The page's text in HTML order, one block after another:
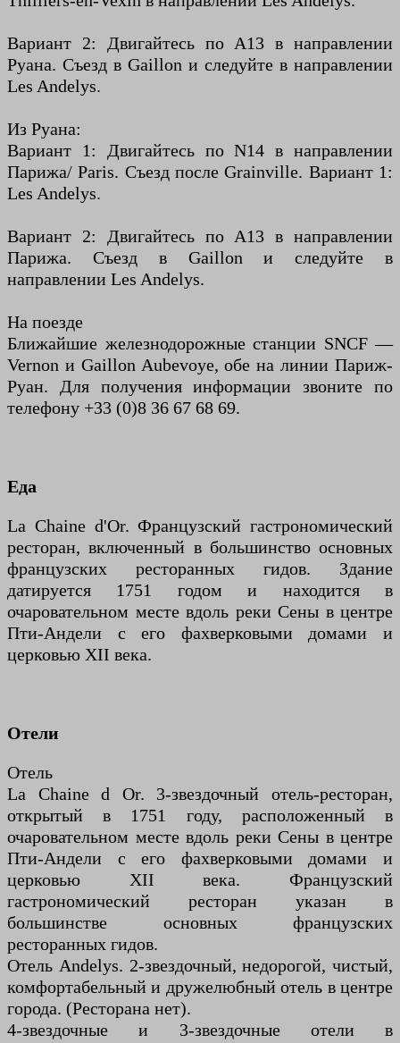
Вариант 2: Двигайтесь по A13 в направлении
Руана. Съезд в Gaillon и следуйте в направлении
Les Andelys.
Из Руана:
Вариант 1: Двигайтесь по N14 в направлении
Парижа/ Paris. Съезд после Grainville. Вариант 1:
Les Andelys.
Вариант 2: Двигайтесь по A13 в направлении
Парижа. Съезд в Gaillon и следуйте в
направлении Les Andelys.
На поезде
Ближайшие железнодорожные станции SNCF —
Vernon и Gaillon Aubevoye, обе на линии Париж-
Руан. Для получения информации звоните по
телефону +33 (0)8 36 67 68 69.
Еда
La Chaine d'Or. Французский гастрономический
ресторан, включенный в большинство основных
французских ресторанных гидов. Здание
датируется 1751 годом и находится в
очаровательном месте вдоль реки Сены в центре
Пти-Андели с его фахверковыми домами и
церковью XII века.
Отели
Отель
La Chaine d Or. 3-звездочный отель-ресторан,
открытый в 1751 году, расположенный в
очаровательном месте вдоль реки Сены в центре
Пти-Андели с его фахверковыми домами и
церковью XII века. Французский
гастрономический ресторан указан в
большинстве основных французских
ресторанных гидов.
Отель Andelys. 2-звездочный, недорогой, чистый,
комфортабельный и дружелюбный отель в центре
города. (Ресторана нет).
4-звездочные и 3-звездочные отели в